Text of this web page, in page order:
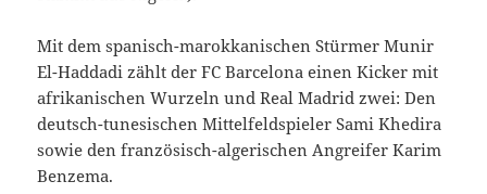
Mit dem spanisch-marokkanischen Stürmer Munir
El-Haddadi zählt der FC Barcelona einen Kicker mit
afrikanischen Wurzeln und Real Madrid zwei: Den
deutsch-tunesischen Mittelfeldspieler Sami Khedira
sowie den französisch-algerischen Angreifer Karim
Benzema.